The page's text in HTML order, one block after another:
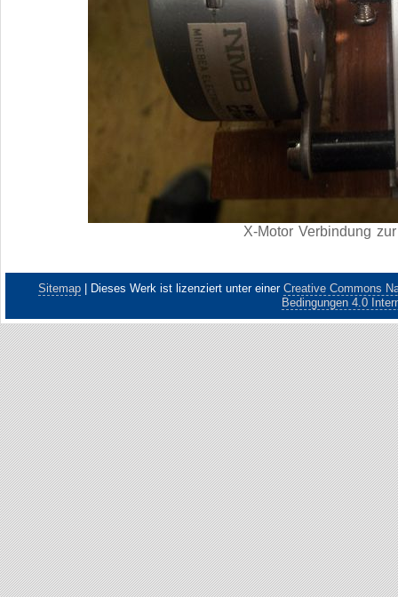
X-Motor Verbindung
Sitemap Dieses Werk ist lizenziert unter einer Creative Commons
Bedingungen 4.0